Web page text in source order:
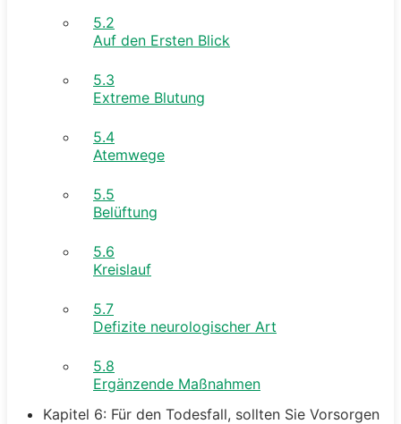
5.2
Auf den Ersten Blick
5.3
Extreme Blutung
5.4
Atemwege
5.5
Belüftung
5.6
Kreislauf
5.7
Defizite neurologischer Art
5.8
Ergänzende Maßnahmen
Kapitel 6: Für den Todesfall, sollten Sie Vorsorgen